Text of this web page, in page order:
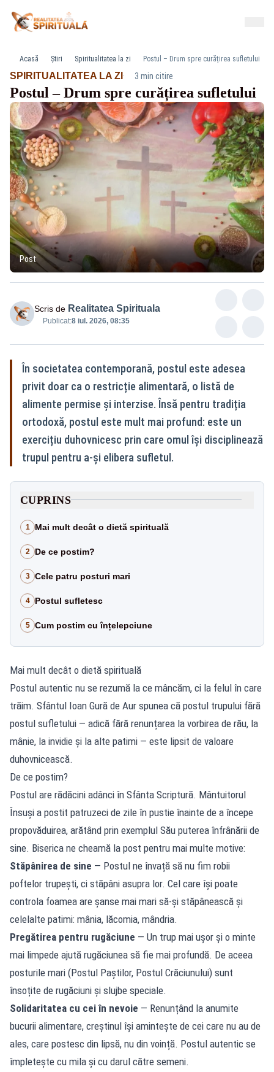
Acasă Știri Spiritualitatea la zi Postul – Drum spre curățirea sufletului
SPIRITUALITATEA LA ZI · 3 min citire
Postul – Drum spre curățirea sufletului
Post
Scris de Realitatea Spirituala
Publicat:8 iul. 2026, 08:35
În societatea contemporană, postul este adesea
privit doar ca o restricție alimentară, o listă de
alimente permise și interzise. Însă pentru tradiția
ortodoxă, postul este mult mai profund: este un
exercițiu duhovnicesc prin care omul își disciplinează
trupul pentru a-și elibera sufletul.
CUPRINS
1 Mai mult decât o dietă spirituală
2 De ce postim?
3 Cele patru posturi mari
4 Postul sufletesc
5 Cum postim cu înțelepciune
Mai mult decât o dietă spirituală
Postul autentic nu se rezumă la ce mâncăm, ci la felul în care
trăim. Sfântul Ioan Gură de Aur spunea că postul trupului fără
postul sufletului — adică fără renunțarea la vorbirea de rău, la
mânie, la invidie și la alte patimi — este lipsit de valoare
duhovnicească.
De ce postim?
Postul are rădăcini adânci în Sfânta Scriptură. Mântuitorul
Însuși a postit patruzeci de zile în pustie înainte de a începe
propovăduirea, arătând prin exemplul Său puterea înfrânării de
sine. Biserica ne cheamă la post pentru mai multe motive:
Stăpânirea de sine — Postul ne învață să nu fim robii
poftelor trupești, ci stăpâni asupra lor. Cel care își poate
controla foamea are șanse mai mari să-și stăpânească și
celelalte patimi: mânia, lăcomia, mândria.
Pregătirea pentru rugăciune — Un trup mai ușor și o minte
mai limpede ajută rugăciunea să fie mai profundă. De aceea
posturile mari (Postul Paștilor, Postul Crăciunului) sunt
însoțite de rugăciuni și slujbe speciale.
Solidaritatea cu cei în nevoie — Renunțând la anumite
bucurii alimentare, creștinul își amintește de cei care nu au de
ales, care postesc din lipsă, nu din voință. Postul autentic se
împletește cu mila și cu darul către semeni.